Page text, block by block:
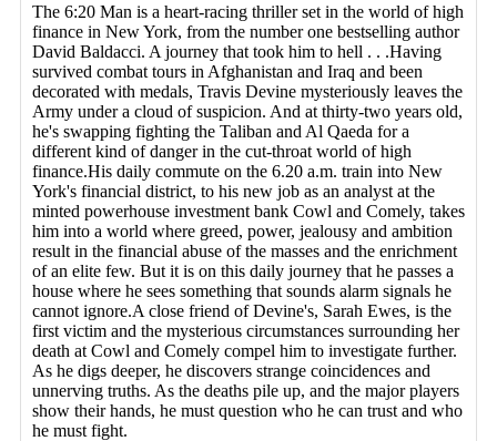
The 6:20 Man is a heart-racing thriller set in the world of high
finance in New York, from the number one bestselling author
David Baldacci. A journey that took him to hell . . .Having
survived combat tours in Afghanistan and Iraq and been
decorated with medals, Travis Devine mysteriously leaves the
Army under a cloud of suspicion. And at thirty-two years old,
he's swapping fighting the Taliban and Al Qaeda for a
different kind of danger in the cut-throat world of high
finance.His daily commute on the 6.20 a.m. train into New
York's financial district, to his new job as an analyst at the
minted powerhouse investment bank Cowl and Comely, takes
him into a world where greed, power, jealousy and ambition
result in the financial abuse of the masses and the enrichment
of an elite few. But it is on this daily journey that he passes a
house where he sees something that sounds alarm signals he
cannot ignore.A close friend of Devine's, Sarah Ewes, is the
first victim and the mysterious circumstances surrounding her
death at Cowl and Comely compel him to investigate further.
As he digs deeper, he discovers strange coincidences and
unnerving truths. As the deaths pile up, and the major players
show their hands, he must question who he can trust and who
he must fight.